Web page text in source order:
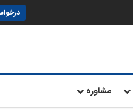
مشاوره